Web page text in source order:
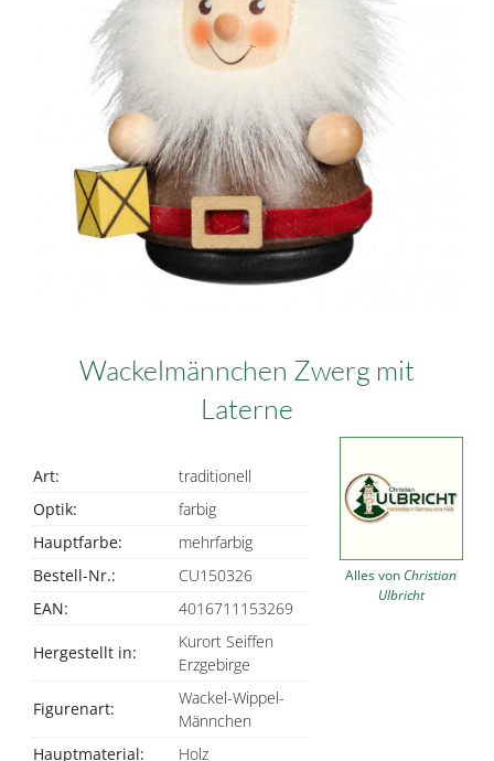
Wackelmännchen Zwerg mit
Laterne
Art:
traditionell
Optik:
farbig
Hauptfarbe:
mehrfarbig
Bestell-Nr.:
CU150326
EAN:
4016711153269
Hergestellt in:
Kurort Seiffen
Erzgebirge
Figurenart:
Wackel-Wippel-
Männchen
Hauptmaterial:
Holz
Alles von Christian
Ulbricht